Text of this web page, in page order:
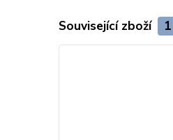
Související zboží 1